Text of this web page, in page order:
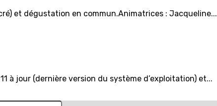
et dégustation en commun.Animatrices : Jacqueline...
à jour (dernière version du système d’exploitation) et...